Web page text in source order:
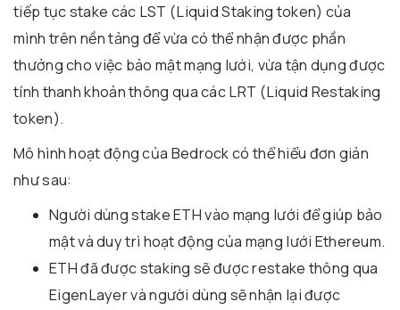
tiếp tục stake các LST (Liquid Staking token) của
mình trên nền tảng để vừa có thể nhận được phần
thưởng cho việc bảo mật mạng lưới, vừa tận dụng được
tính thanh khoản thông qua các LRT (Liquid Restaking
token).
Mô hình hoạt động của Bedrock có thể hiểu đơn giản
như sau:
Người dùng stake ETH vào mạng lưới để giúp bảo
mật và duy trì hoạt động của mạng lưới Ethereum.
ETH đã được staking sẽ được restake thông qua
EigenLayer và người dùng sẽ nhận lại được